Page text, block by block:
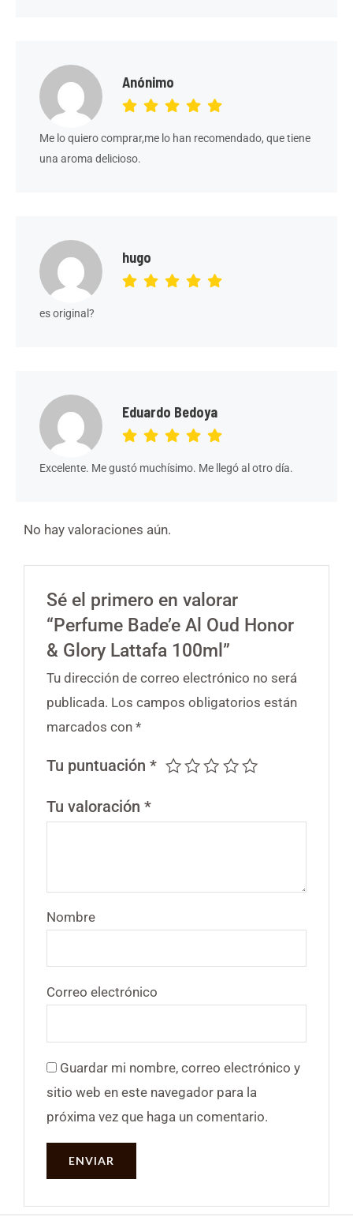
Anónimo
Me lo quiero comprar,me lo han recomendado, que tiene
una aroma delicioso.
hugo
es original?
Eduardo Bedoya
Excelente. Me gustó muchísimo. Me llegó al otro día.
No hay valoraciones aún.
Sé el primero en valorar
“Perfume Bade’e Al Oud Honor
& Glory Lattafa 100ml”
Tu dirección de correo electrónico no será
publicada. Los campos obligatorios están
marcados con*
Tu puntuación*
Tu valoración*
Nombre
Correo electrónico
Guardar mi nombre, correo electrónico y
sitio web en este navegador para la
próxima vez que haga un comentario.